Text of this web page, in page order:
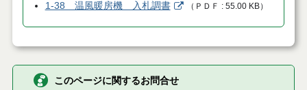
1-38 温風暖房機 入札調書 （ ＰＤＦ 55.00 KB）
このページに関するお問合せ